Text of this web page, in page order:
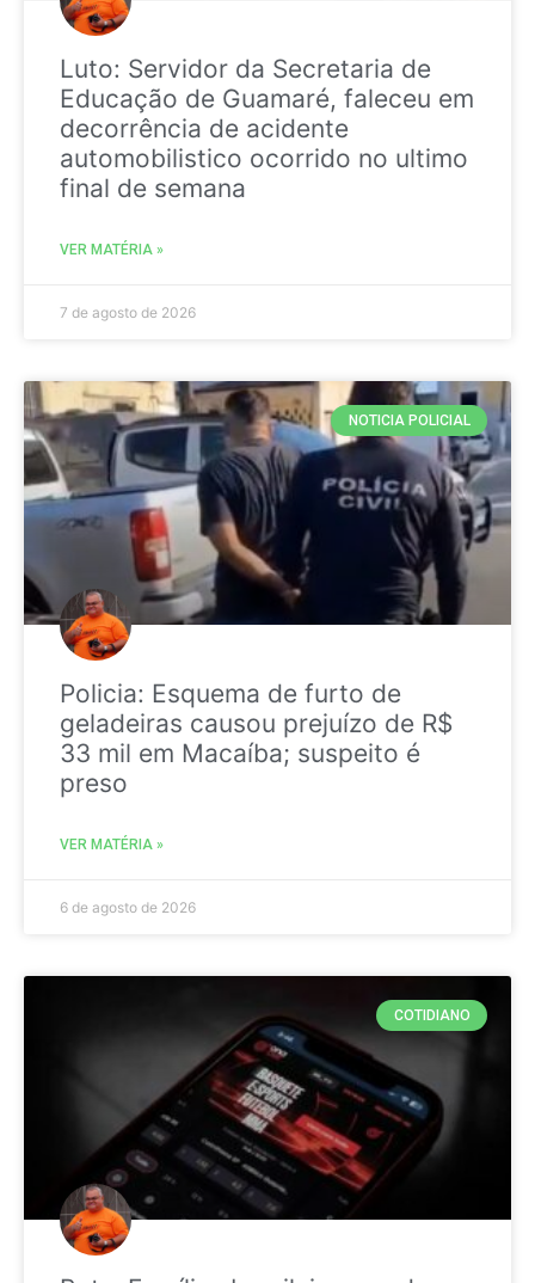
Luto: Servidor da Secretaria de
Educação de Guamaré, faleceu em
decorrência de acidente
automobilistico ocorrido no ultimo
final de semana
VER MATÉRIA »
7 de agosto de 2026
NOTICIA POLICIAL
Policia: Esquema de furto de
geladeiras causou prejuízo de R$
33 mil em Macaíba; suspeito é
preso
VER MATÉRIA »
6 de agosto de 2026
COTIDIANO